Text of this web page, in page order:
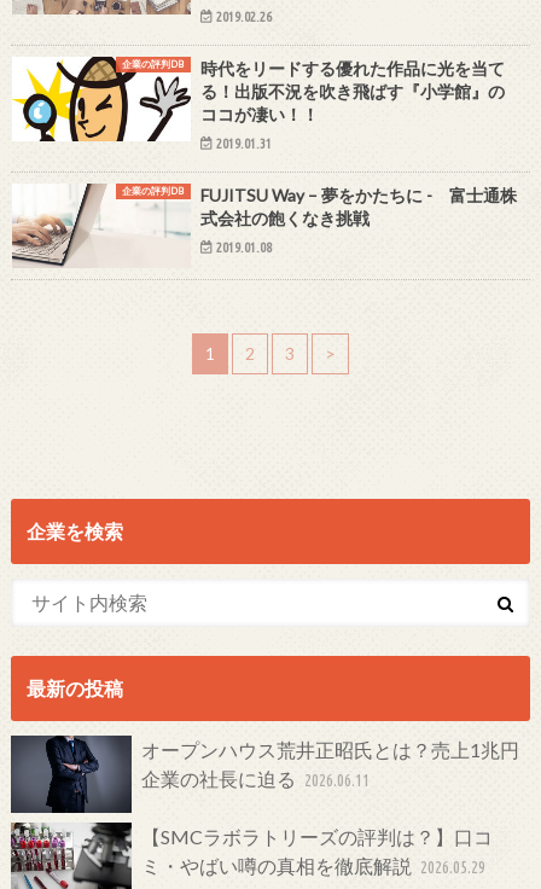
2019.02.26
企業の評判DB
時代をリードする優れた作品に光を当て
る！出版不況を吹き飛ばす『小学館』の
ココが凄い！！
2019.01.31
企業の評判DB
FUJITSU Way – 夢をかたちに - 富士通株
式会社の飽くなき挑戦
2019.01.08
1 2 3 >
企業を検索
最新の投稿
オープンハウス荒井正昭氏とは？売上1兆円
企業の社長に迫る
2026.06.11
【SMCラボラトリーズの評判は？】口コ
ミ・やばい噂の真相を徹底解説
2026.05.29